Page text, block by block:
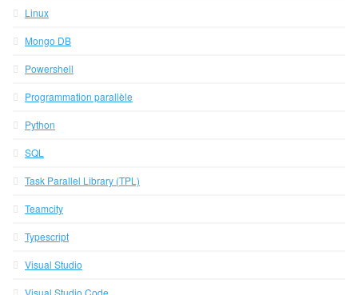
Linux
Mongo DB
Powershell
Programmation parallèle
Python
SQL
Task Parallel Library (TPL)
Teamcity
Typescript
Visual Studio
Visual Studio Code